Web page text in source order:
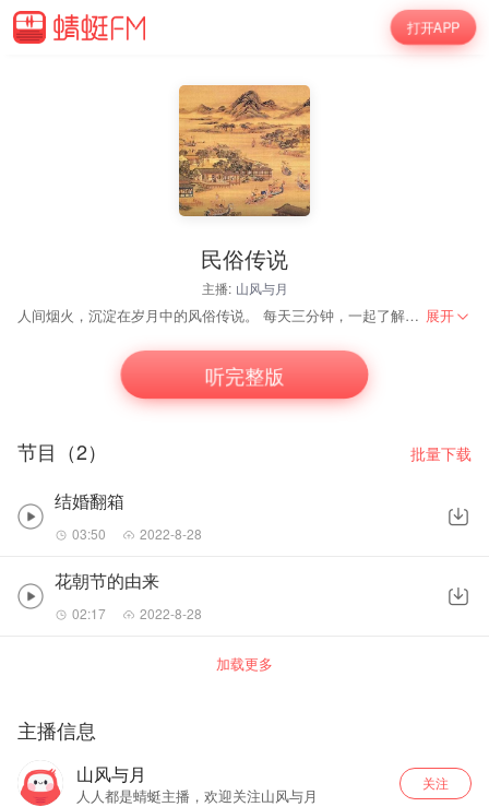
打开APP
民俗传说
主播: 山风与月
人间烟火，沉淀在岁月中的风俗传说。 每天三分钟，一起了解民俗传说小故事，欢迎收听！ 展开
听完整版
节目（2） 批量下载
结婚翻箱
03:50 2022-8-28
花朝节的由来
02:17 2022-8-28
加载更多
主播信息
山风与月
人人都是蜻蜓主播，欢迎关注山风与月
关注